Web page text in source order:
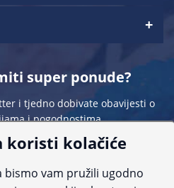
super ponude?
i tjedno dobivate obavijesti o
i pogodnostima
koristi kolačiće
bismo vam pružili ugodno